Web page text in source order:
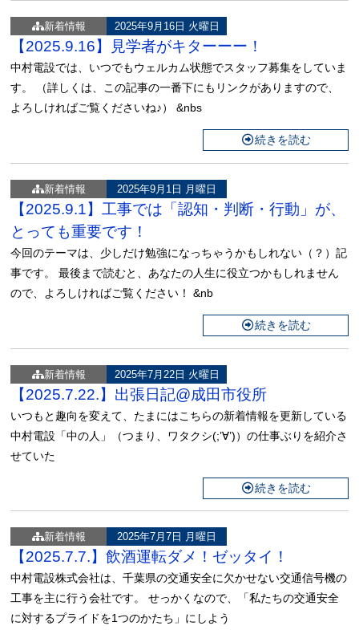
新着情報 2025年9月16日 火曜日
【2025.9.16】見学者がキターーー！
中村電設では、いつでもウェルカム状態でスタッフ募集をしていま
す。 （詳しくは、この記事の一番下にもリンクがありますので、
よろしければご覧くださいね♪） &nbs
続きを読む
新着情報 2025年9月1日 月曜日
【2025.9.1】工事では「認知・判断・行動」が、
とっても重要です！
今回のテーマは、少しだけ勉強になっちゃうかもしれない（？）記
事です。 最後まで読むと、あなたの人生に役立つかもしれません
ので、よろしければご覧ください！ &nb
続きを読む
新着情報 2025年7月22日 火曜日
【2025.7.22.】出張日記@成田市役所
いつもと趣向を変えて、たまにはこちらの新着情報を更新している
中村電設「中の人」（つまり、ワタクシ(;’∀’)）の仕事ぶりを紹介さ
せていた
続きを読む
新着情報 2025年7月7日 月曜日
【2025.7.7.】飲酒運転ダメ！ゼッタイ！
中村電設株式会社は、千葉県の交通安全に欠かせない交通信号機の
工事を主に行う会社です。 せっかくなので、「私たちの交通安全
に対するプライドを1つのかたち」にしよう